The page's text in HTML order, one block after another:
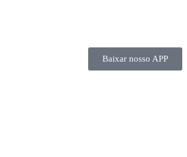
Baixar nosso APP